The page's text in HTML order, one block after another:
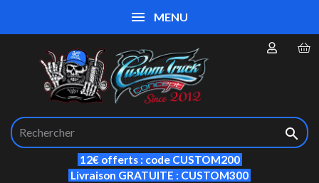

12€ offerts : code CUSTOM200
Livraison GRATUITE : CUSTOM300
MENU